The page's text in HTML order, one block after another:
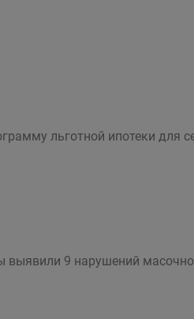
льготной ипотеки для
выявили 9 нарушений